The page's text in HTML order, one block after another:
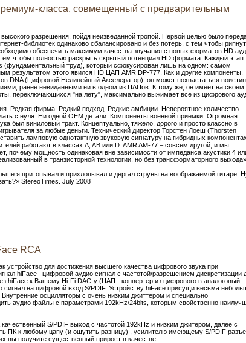
класса, совмещенный с предварительным
разрешения, пойдя неизведанной тропой. Первой целью было
библиотек одинаково сбалансировано и без потерь, с тем чтобы
обеспечить максимум качества звучания с новых форматов HD
чтобы полностью раскрыть скрытый потенциал HD формата. Каждый этап
(фундаментальный труд), который сфокусирован лишь на одном: самом
результатом этого явился HD ЦАП AMR DP-777. Как и другие компоненты,
DNA (Цифровой Нелинейный Акселератор); он может похвастаться
ранее невиданными ни в одном из ЦАПов. К тому же, он имеет на своем
переключающихся "на лету", максимально выжимает все из цифрового
Редкая фирма. Редкий подход. Редкие амбиции. Невероятное количество
с нуля. Ни одной OEM детали. Компоненты военной приемки. Огромная
был виниловый тракт. Концептуально, тяжело, дорого и просто классно в
за любые деньги. Технический директор Торстен Лоеш (Thorsten
ламповую однотактную звуковую сигнатуру на гибридных компонентах.
работают в классах A, AB или D. AMR AM-77 – совсем другой, и мы
почему мощность одинаковая вне зависимости от импеданса акустики 4
в транзисторной технологии, но без трансформаторного выхода».
я притопывал и прихлопывал и дергал струны на воображаемой гитаре.
StereoTimes. July 2008
RCA
устройство для достижения высшего качества цифрового звука при
hiFace –цифровой аудио сигнал с частотой/разрешением дискретизации
hiFace к Вашему Hi-Fi DAC-у (ЦАП - конвертер из цифрового в аналоговый
сигнал на цифровой вход S/PDIF. Устройству hiFace присущи весьма
осцилляторы с очень низким джиттером и специально
аудио файлы c параметрами 192kHz/24bits, которым свойственно
S/PDIF выход c частотой 192kHz и низким джитером, далее с
ПК к любому цапу (и ощутить разницу) , усилителю имеющему S/PDIF
вы получите существенный прирост в качестве.